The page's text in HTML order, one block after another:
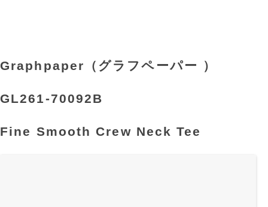
Graphpaper（グラフペーパー ）
GL261-70092B
Fine Smooth Crew Neck Tee